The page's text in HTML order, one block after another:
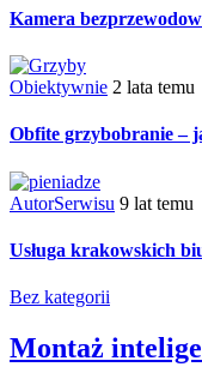
Kamera
Obiektywnie 2 lata temu
Obfite grzybobranie –
AutorSerwisu 9 lat temu
Usługa krakowskich
Bez kategorii
Montaż